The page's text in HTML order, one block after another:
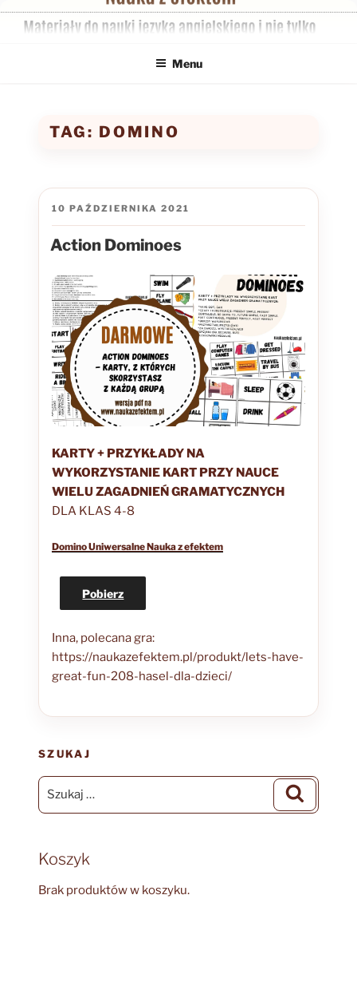
Przejdź
Menu
TAG: DOMINO
OPUBLIKOWANE
10 PAŹDZIERNIKA 2021
Action Dominoes
KARTY + PRZYKŁADY NA
WYKORZYSTANIE KART PRZY NAUCE
WIELU ZAGADNIEŃ GRAMATYCZNYCH
DLA KLAS 4-8
Domino Uniwersalne Nauka z efektem
Pobierz
Inna, polecana gra:
https://naukazefektem.pl/produkt/lets-have-
great-fun-208-hasel-dla-dzieci/
SZUKAJ
Szukaj:
Koszyk
Brak produktów w koszyku.